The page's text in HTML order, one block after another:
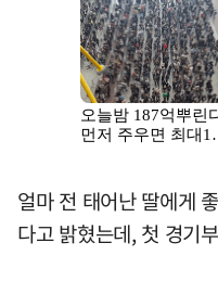
얼마 전 태어난 딸에게
다고 밝혔는데, 첫 경기